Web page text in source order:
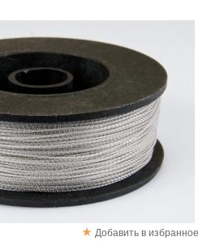
Добавить в избранное